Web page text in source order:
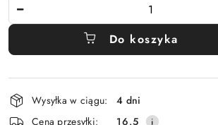
Do koszyka
Dostępność
i
Wysyłka w ciągu:
4 dni
Cena przesyłki:
16.5